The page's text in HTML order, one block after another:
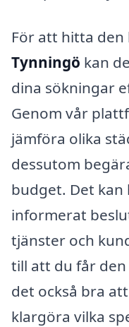
För att hitta den
Tynningö kan
dina sökningar
Genom vår
jämföra olika
dessutom
budget. Det
informerat
tjänster och
till att du får
det också bra
klargöra vilka